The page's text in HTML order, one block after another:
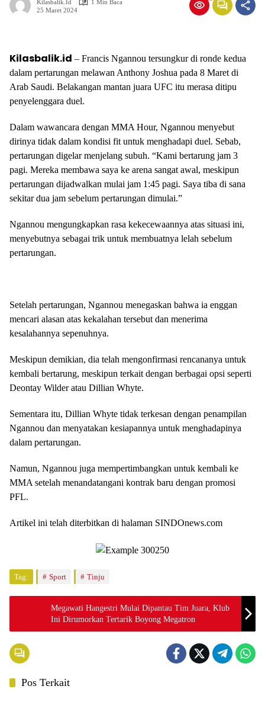
Kilasbalik.id
1 Min Baca
25 Maret 2024
Kilasbalik.id – Francis Ngannou tersungkur di ronde kedua
dalam pertarungan melawan Anthony Joshua pada 8 Maret di
Arab Saudi. Belakangan mantan juara UFC itu merasa ditipu
penyelenggara duel.
Dalam wawancara dengan MMA Hour, Ngannou menyebut
dirinya tidak dalam kondisi fit untuk menghadapi duel. Sebab,
pertarungan digelar menjelang subuh. “Kami bertarung jam 3
pagi. Mereka membawa saya ke arena sangat awal, meskipun
pertarungan dijadwalkan mulai jam 1:45 pagi. Saya tiba di sana
sekitar dua jam sebelum pertarungan dimulai.”
Ngannou mengungkapkan rasa kekecewaannya atas situasi ini,
menyebutnya sebagai trik untuk membuatnya lelah sebelum
pertarungan.
Setelah pertarungan, Ngannou menegaskan bahwa ia enggan
mencari alasan atas kekalahan tersebut dan menerima
kesalahannya sepenuhnya.
Meskipun demikian, dia telah mengonfirmasi rencananya untuk
kembali bertarung, meskipun terkait dengan berbagai opsi seperti
Deontay Wilder atau Dillian Whyte.
Sementara itu, Dillian Whyte tidak terkesan dengan penampilan
Ngannou dan menyatakan kesiapannya untuk menghadapinya
dalam pertarungan.
Namun, Ngannou juga mempertimbangkan untuk kembali ke
MMA setelah menandatangani kontrak baru dengan promosi
PFL.
Artikel ini telah diterbitkan di halaman SINDOnews.com
Tag: Sport Tinju
Megawati Hangestri Mulai Dipantau Tim Juara, Klub
Ini Dirumorkan Tertarik Boyong Megatron
Pos Terkait
Berita